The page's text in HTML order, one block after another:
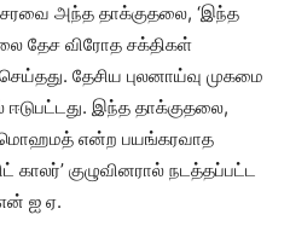
அந்த தாக்குதலை, ‘இந்த
தேச விரோத சக்திகள்
தேசிய புலனாய்வு முகமை
இந்த தாக்குதலை,
என்ற பயங்கரவாத
குழுவினரால் நடத்தப்பட்ட
ஐ ஏ.